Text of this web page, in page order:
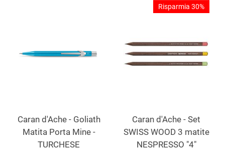
Caran d'Ache - Goliath
Matita Porta Mine -
TURCHESE
Risparmia 30%
Caran d'Ache - Set
SWISS WOOD 3 matite
NESPRESSO "4"